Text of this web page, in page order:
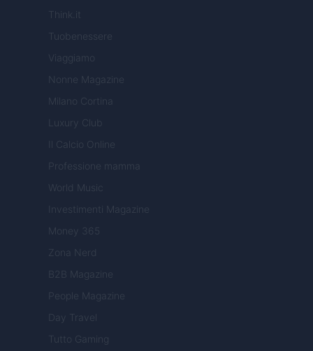
Think.it
Tuobenessere
Viaggiamo
Nonne Magazine
Milano Cortina
Luxury Club
Il Calcio Online
Professione mamma
World Music
Investimenti Magazine
Money 365
Zona Nerd
B2B Magazine
People Magazine
Day Travel
Tutto Gaming